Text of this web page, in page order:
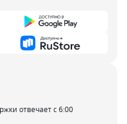
отвечает с 6:00